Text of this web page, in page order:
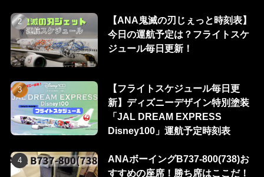
【ANA鬼滅の刃じぇっと時刻表】
今日の運航予定は？フライトスケ
ジュール毎日更新！
【フライトスケジュール毎日更
新】ディズニーデザイン特別塗装
「JAL DREAM EXPRESS
Disney100」運航予定時刻表
ANAボーイングB737-800(738)お
すすめの座席！勝ち席はここだ！